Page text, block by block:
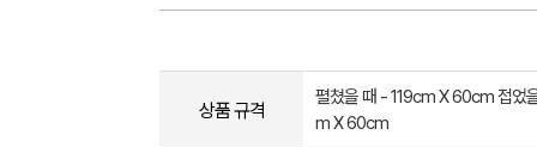
상품 규격
펼쳤을 때 - 119cm X 60cm 접었
m X 60cm